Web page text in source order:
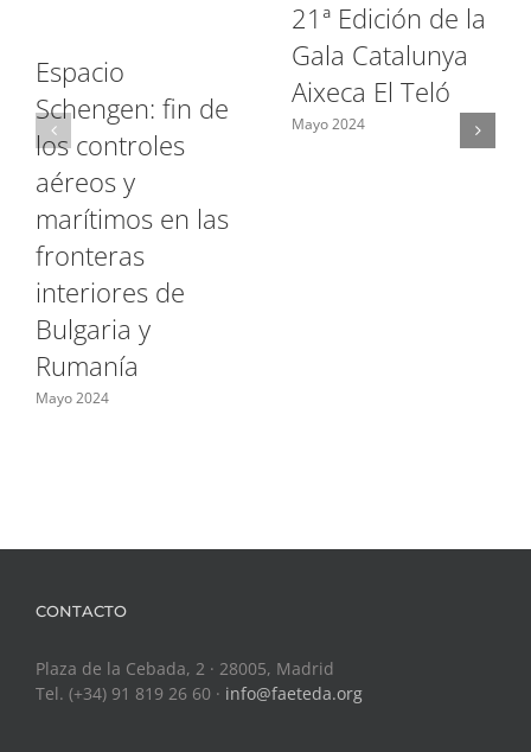
Espacio
Schengen: fin de
los controles
aéreos y
marítimos en las
fronteras
interiores de
Bulgaria y
Rumanía
Mayo 2024
21ª Edición de la
Gala Catalunya
Aixeca El Teló
Mayo 2024
CONTACTO
Plaza de la Cebada, 2 · 28005, Madrid
Tel. (+34) 91 819 26 60 · info@faeteda.org